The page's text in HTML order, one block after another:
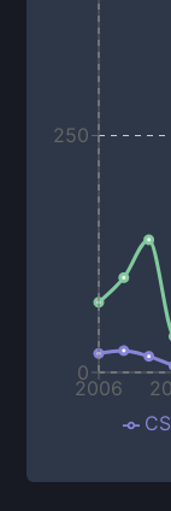
2006
0
250